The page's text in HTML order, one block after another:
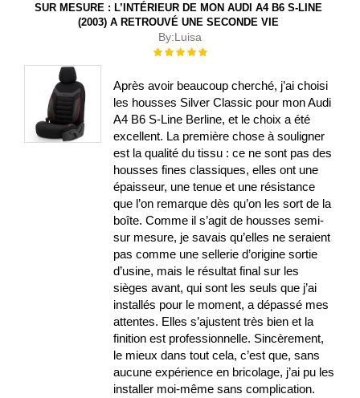
SUR MESURE : L’INTÉRIEUR DE MON AUDI A4 B6 S-LINE
(2003) A RETROUVÉ UNE SECONDE VIE
By:Luisa
Évaluation :
Après avoir beaucoup cherché, j’ai choisi
les housses Silver Classic pour mon Audi
A4 B6 S-Line Berline, et le choix a été
excellent. La première chose à souligner
est la qualité du tissu : ce ne sont pas des
housses fines classiques, elles ont une
épaisseur, une tenue et une résistance
que l’on remarque dès qu’on les sort de la
boîte. Comme il s’agit de housses semi-
sur mesure, je savais qu’elles ne seraient
pas comme une sellerie d’origine sortie
d’usine, mais le résultat final sur les
sièges avant, qui sont les seuls que j’ai
installés pour le moment, a dépassé mes
attentes. Elles s’ajustent très bien et la
finition est professionnelle. Sincèrement,
le mieux dans tout cela, c’est que, sans
aucune expérience en bricolage, j’ai pu les
installer moi-même sans complication.